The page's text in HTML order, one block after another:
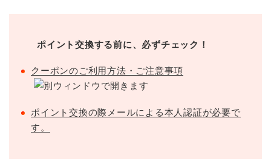
ポイント交換する前に、必ずチェック！
クーポンのご利用方法・ご注意事項
ポイント交換の際メールによる本人認証が必要で
す。